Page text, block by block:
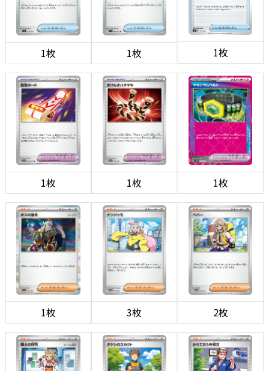
1枚 1枚 1枚
1枚 1枚 1枚
1枚 3枚 2枚